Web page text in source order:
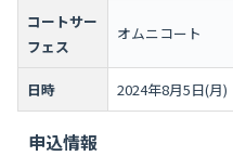
コートサー
フェス
オムニコート
日時 2024年8月5日(
申込情報